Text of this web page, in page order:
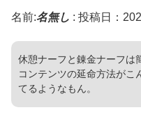
名前:名無し : 投稿日：
休憩ナーフと錬金ナーフは
コンテンツの延命方法がこ
てるようなもん。